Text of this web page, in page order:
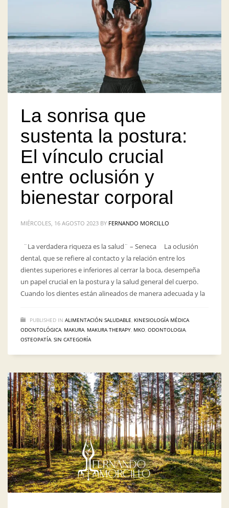
La sonrisa que
sustenta la postura:
El vínculo crucial
entre oclusión y
bienestar corporal
MIÉRCOLES, 16 AGOSTO 2023 BY FERNANDO MORCILLO
¨La verdadera riqueza es la salud¨ – Seneca La oclusión
dental, que se refiere al contacto y la relación entre los
dientes superiores e inferiores al cerrar la boca, desempeña
un papel crucial en la postura y la salud general del cuerpo.
Cuando los dientes están alineados de manera adecuada y la
PUBLISHED IN ALIMENTACIÓN SALUDABLE KINESIOLOGÍA MÉDICA
ODONTOLÓGICA MAKURA MAKURA THERAPY MKO ODONTOLOGIA
OSTEOPATÍA SIN CATEGORÍA